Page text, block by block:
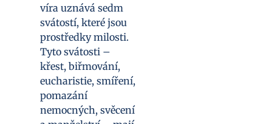
víra uznává sedm
svátostí, které jsou
prostředky milosti.
Tyto svátosti –
křest, biřmování,
eucharistie, smíření,
pomazání
nemocných, svěcení